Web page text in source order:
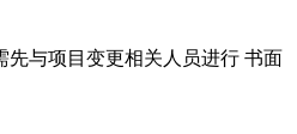
先与项目变更相关人员进行 书面